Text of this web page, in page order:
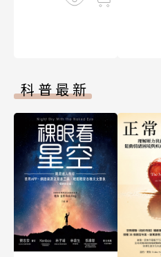
科普最新